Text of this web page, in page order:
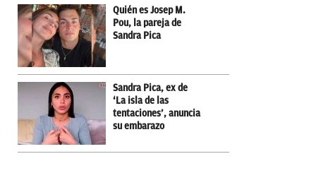
Quién es Josep M.
Pou, la pareja de
Sandra Pica
Sandra Pica, ex de
‘La isla de las
tentaciones’, anuncia
su embarazo